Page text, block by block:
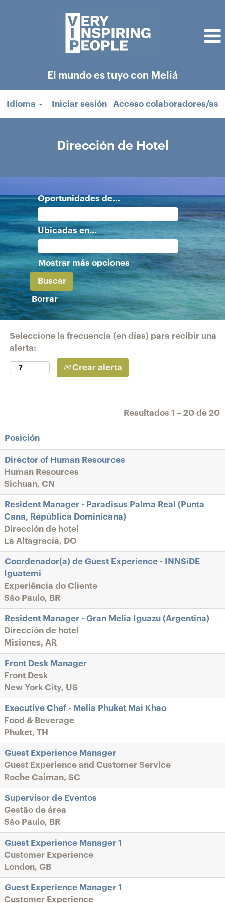
El mundo es tuyo con Meliá
Idioma Iniciar sesión Acceso colaboradores/as
Dirección de Hotel
Oportunidades de...
Ubicadas en...
Mostrar más opciones
Borrar
Seleccione la frecuencia (en días) para recibir una
alerta:
Crear alerta
Resultados 1 – 20 de 20
Posición
Director of Human Resources
Human Resources
Sichuan, CN
Resident Manager - Paradisus Palma Real (Punta
Cana, República Dominicana)
Dirección de hotel
La Altagracia, DO
Coordenador(a) de Guest Experience - INNSiDE
Iguatemi
Experiência do Cliente
São Paulo, BR
Resident Manager - Gran Melia Iguazu (Argentina)
Dirección de hotel
Misiones, AR
Front Desk Manager
Front Desk
New York City, US
Executive Chef - Melia Phuket Mai Khao
Food & Beverage
Phuket, TH
Guest Experience Manager
Guest Experience and Customer Service
Roche Caiman, SC
Supervisor de Eventos
Gestão de área
São Paulo, BR
Guest Experience Manager 1
Customer Experience
London, GB
Guest Experience Manager 1
Customer Experience